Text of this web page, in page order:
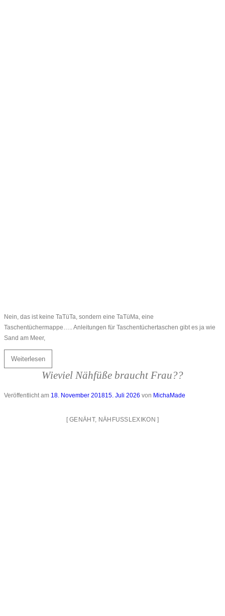
Nein, das ist keine TaTüTa, sondern eine TaTüMa, eine
Taschentüchermappe….. Anleitungen für Taschentüchertaschen gibt es ja wie
Sand am Meer,
Weiterlesen
Wieviel Nähfüße braucht Frau??
Veröffentlicht am 18. November 201815. Juli 2026 von MichaMade
[GENÄHT, NÄHFUSSLEXIKON ]